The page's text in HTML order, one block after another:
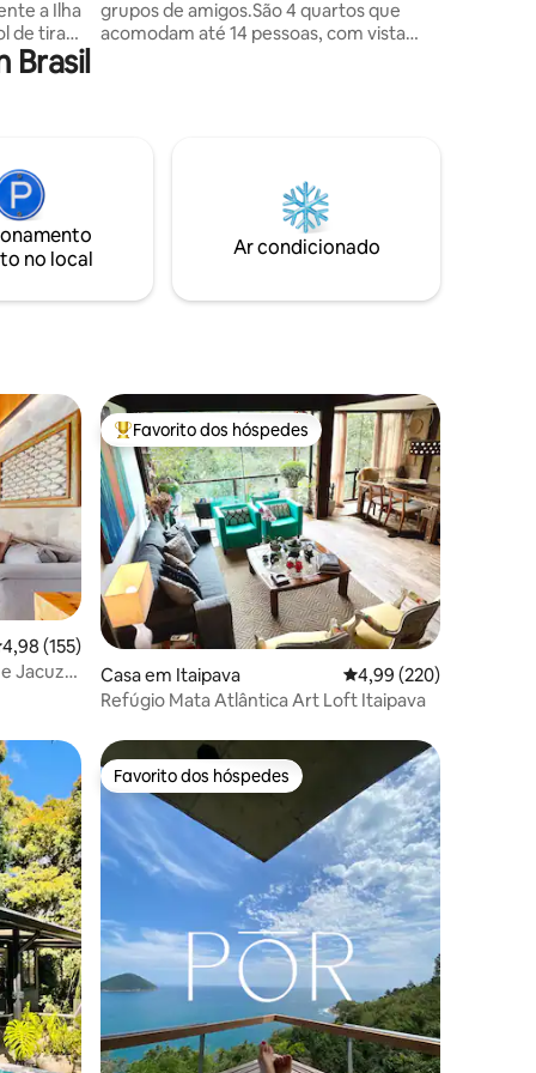
Ilha
de tirar
grupos de amigos.São 4 quartos que
acomodam até 14 pessoas, com vista
mesa de ping pong, ampla sala e cozinha
equipada. Na rota das baleias Jubarte,
com avistamento frequente. Pet friendly
Brasil
no local
Ar condicionado
média de 4,98 em 5 estrelas, 155avaliações
4,98 (155)
Jacuzzi
Favoritos dos hóspedes mais apreciados
Favorito dos hóspedes
Casa em Itaipava Classificação média
4,99 (220)
Refúgio Mata Atlântica Art Loft Itaipava
Favorito dos hóspedes
Favorito dos hóspedes